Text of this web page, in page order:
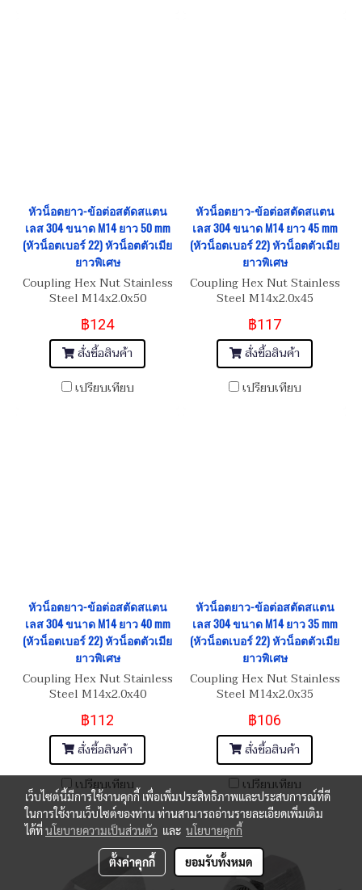
หัวน็อตยาว-ข้อต่อสตัดสแตน
เลส 304 ขนาด M14 ยาว 50 mm
(หัวน็อตเบอร์ 22) หัวน็อตตัวเมีย
ยาวพิเศษ
Coupling Hex Nut Stainless
Steel M14x2.0x50
฿124
สั่งซื้อสินค้า
เปรียบเทียบ
หัวน็อตยาว-ข้อต่อสตัดสแตน
เลส 304 ขนาด M14 ยาว 45 mm
(หัวน็อตเบอร์ 22) หัวน็อตตัวเมีย
ยาวพิเศษ
Coupling Hex Nut Stainless
Steel M14x2.0x45
฿117
สั่งซื้อสินค้า
เปรียบเทียบ
หัวน็อตยาว-ข้อต่อสตัดสแตน
เลส 304 ขนาด M14 ยาว 40 mm
(หัวน็อตเบอร์ 22) หัวน็อตตัวเมีย
ยาวพิเศษ
Coupling Hex Nut Stainless
Steel M14x2.0x40
฿112
สั่งซื้อสินค้า
เปรียบเทียบ
หัวน็อตยาว-ข้อต่อสตัดสแตน
เลส 304 ขนาด M14 ยาว 35 mm
(หัวน็อตเบอร์ 22) หัวน็อตตัวเมีย
ยาวพิเศษ
Coupling Hex Nut Stainless
Steel M14x2.0x35
฿106
สั่งซื้อสินค้า
เปรียบเทียบ
เว็บไซต์นี้มีการใช้งานคุกกี้ เพื่อเพิ่มประสิทธิภาพและประสบการณ์ที่ดี
ในการใช้งานเว็บไซต์ของท่าน ท่านสามารถอ่านรายละเอียดเพิ่มเติม
ได้ที่นโยบายความเป็นส่วนตัว และ นโยบายคุกกี้
ตั้งค่าคุกกี้ ยอมรับทั้งหมด